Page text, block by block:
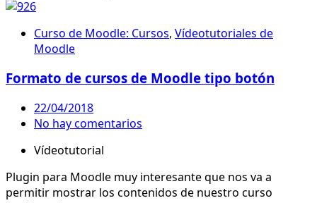
Curso de Moodle: Cursos, Vídeotutoriales de
Moodle
Formato de cursos de Moodle tipo botón
22/04/2018
No hay comentarios
Vídeotutorial
Plugin para Moodle muy interesante que nos va a
permitir mostrar los contenidos de nuestro curso